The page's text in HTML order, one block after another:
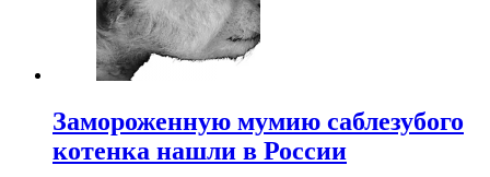
Замороженную мумию саблезубого
котенка нашли в России